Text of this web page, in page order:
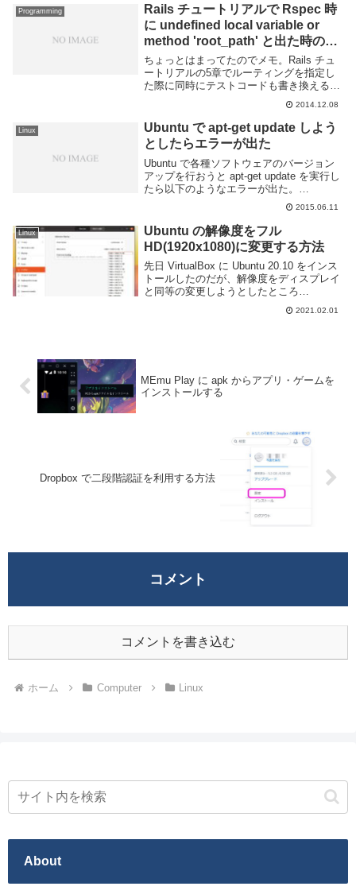
Programming
Rails チュートリアルで Rspec 時
に undefined local variable or
method 'root_path' と出た時の対
処
ちょっとはまってたのでメモ。Rails チュ
ートリアルの5章でルーティングを指定し
た際に同時にテストコードも書き換える部
spec/requests/static_pages...
2014.12.08
Linux
Ubuntu で apt-get update しよう
としたらエラーが出た
Ubuntu で各種ソフトウェアのバージョン
アップを行おうと apt-get update を実行し
たら以下のようなエラーが出た。
Temporary failure resolving とあるので
DNS がうまく動いていないのだろう。も
し...
2015.06.11
Linux
Ubuntu の解像度をフル
HD(1920x1080)に変更する方法
先日 VirtualBox に Ubuntu 20.10 をインス
トールしたのだが、解像度をディスプレイ
と同等の変更しようとしたところ
1920x1080 を選択することができなかっ
た。このように何故か 1920x1080 は選択
2021.02.01
MEmu Play に apk からアプリ・ゲームを
インストールする
Dropbox で二段階認証を利用する方法
コメント
コメントを書き込む
ホーム Computer Linux
About